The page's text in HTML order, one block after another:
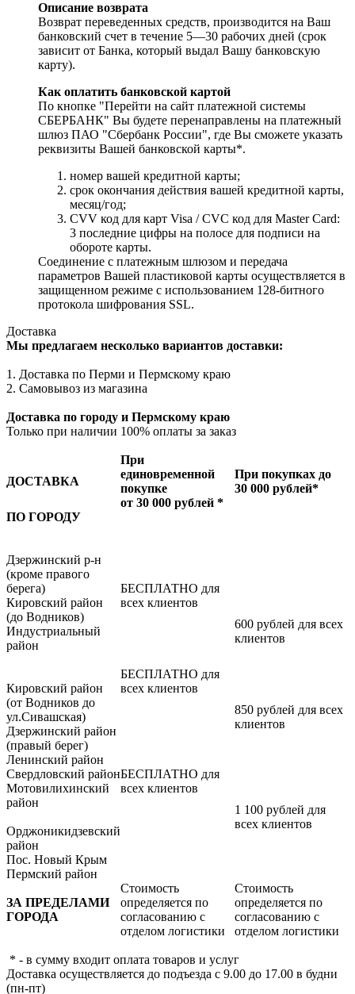
Описание возврата
Возврат переведенных средств, производится на Ваш
банковский счет в течение 5—30 рабочих дней (срок
зависит от Банка, который выдал Вашу банковскую
карту).
Как оплатить банковской картой
По кнопке "Перейти на сайт платежной системы
СБЕРБАНК" Вы будете перенаправлены на платежный
шлюз ПАО "Сбербанк России", где Вы сможете указать
реквизиты Вашей банковской карты*.
номер вашей кредитной карты;
cрок окончания действия вашей кредитной карты,
месяц/год;
CVV код для карт Visa / CVC код для Master Card:
3 последние цифры на полосе для подписи на
обороте карты.
Соединение с платежным шлюзом и передача
параметров Вашей пластиковой карты осуществляется в
защищенном режиме с использованием 128-битного
протокола шифрования SSL.
Доставка
Мы предлагаем несколько вариантов доставки:
1. Доставка по Перми и Пермскому краю
2. Самовывоз из магазина
Доставка по городу и Пермскому краю
Только при наличии 100% оплаты за заказ
ДОСТАВКА
При
единовременной
покупке
от 30 000 рублей *
При покупках до
30 000 рублей*
ПО ГОРОДУ
Дзержинский р-н
(кроме правого
берега)
Кировский район
(до Водников)
Индустриальный
район
Кировский район
(от Водников до
ул.Сивашская)
Дзержинский район
(правый берег)
Ленинский район
Свердловский район
Мотовилихинский
район
Орджоникидзевский
район
Пос. Новый Крым
Пермский район
БЕСПЛАТНО для
всех клиентов
БЕСПЛАТНО для
всех клиентов
БЕСПЛАТНО для
всех клиентов
600 рублей для всех
клиентов
850 рублей для всех
клиентов
1 100 рублей для
всех клиентов
ЗА ПРЕДЕЛАМИ
ГОРОДА
Стоимость
определяется по
согласованию с
отделом логистики
Стоимость
определяется по
согласованию с
отделом логистики
* - в сумму входит оплата товаров и услуг
Доставка осуществляется до подъезда с 9.00 до 17.00 в будни
(пн-пт)